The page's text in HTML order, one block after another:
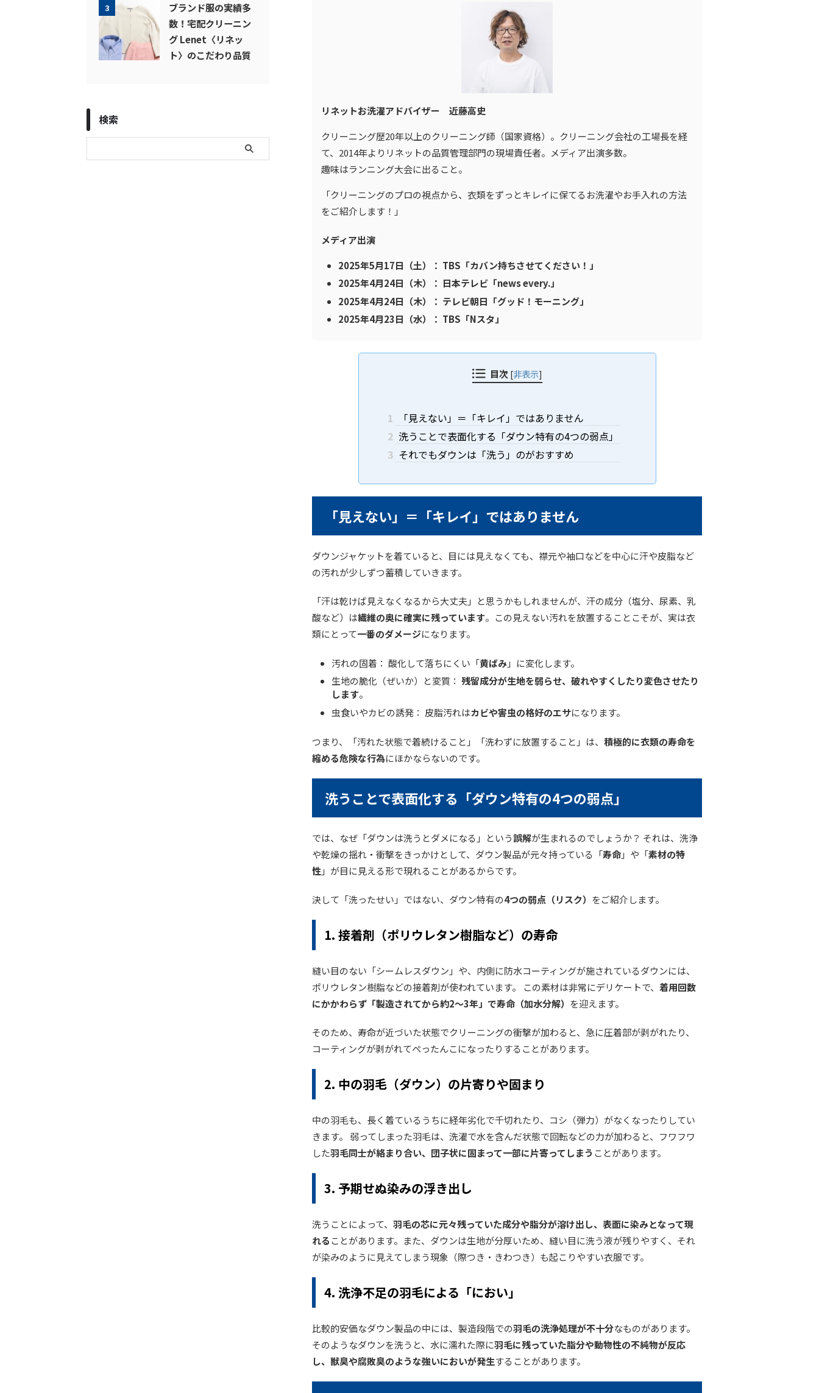
リネットお洗濯アドバイザー 近藤高史
クリーニング歴20年以上のクリーニング師（国家資格）。クリーニング会社の工場長を経
て、2014年よりリネットの品質管理部門の現場責任者。メディア出演多数。
趣味はランニング大会に出ること。
「クリーニングのプロの視点から、衣類をずっとキレイに保てるお洗濯やお手入れの方法
をご紹介します！」
メディア出演
2025年5月17日（土）： TBS「カバン持ちさせてください！」
2025年4月24日（木）： 日本テレビ「news every.」
2025年4月24日（木）： テレビ朝日「グッド！モーニング」
2025年4月23日（水）： TBS「Nスタ」
目次 [非表示]
1
「見えない」＝「キレイ」ではありません
2 洗うことで表面化する「ダウン特有の4つの弱点」
3 それでもダウンは「洗う」のがおすすめ
「見えない」＝「キレイ」ではありません
ダウンジャケットを着ていると、目には見えなくても、襟元や袖口などを中心に汗や皮脂など
の汚れが少しずつ蓄積していきます。
「汗は乾けば見えなくなるから大丈夫」と思うかもしれませんが、汗の成分（塩分、尿素、乳
酸など）は繊維の奥に確実に残っています。この見えない汚れを放置することこそが、実は衣
類にとって一番のダメージになります。
汚れの固着： 酸化して落ちにくい「黄ばみ」に変化します。
生地の脆化（ぜいか）と変質： 残留成分が生地を弱らせ、破れやすくしたり変色させたり
します。
虫食いやカビの誘発： 皮脂汚れはカビや害虫の格好のエサになります。
つまり、「汚れた状態で着続けること」「洗わずに放置すること」は、 積極的に衣類の寿命を
縮める危険な行為にほかならないのです。
洗うことで表面化する「ダウン特有の4つの弱点」
では、なぜ「ダウンは洗うとダメになる」という誤解が生まれるのでしょうか？ それは、洗浄
や乾燥の揺れ・衝撃をきっかけとして、ダウン製品が元々持っている「寿命」や「素材の特
性」が目に見える形で現れることがあるからです。
決して「洗ったせい」ではない、ダウン特有の4つの弱点（リスク） をご紹介します。
1. 接着剤（ポリウレタン樹脂など）の寿命
縫い目のない「シームレスダウン」や、内側に防水コーティングが施されているダウンには、
ポリウレタン樹脂などの接着剤が使われています。 この素材は非常にデリケートで、 着用回数
にかかわらず「製造されてから約2〜3年」で寿命（加水分解） を迎えます。
そのため、寿命が近づいた状態でクリーニングの衝撃が加わると、急に圧着部が剥がれたり、
コーティングが剥がれてぺったんこになったりすることがあります。
2. 中の羽毛（ダウン）の片寄りや固まり
中の羽毛も、長く着ているうちに経年劣化で千切れたり、コシ（弾力）がなくなったりしてい
きます。 弱ってしまった羽毛は、洗濯で水を含んだ状態で回転などの力が加わると、フワフワ
した羽毛同士が絡まり合い、団子状に固まって一部に片寄ってしまう ことがあります。
3. 予期せぬ染みの浮き出し
洗うことによって、 羽毛の芯に元々残っていた成分や脂分が溶け出し、表面に染みとなって現
れることがあります。また、ダウンは生地が分厚いため、縫い目に洗う液が残りやすく、それ
が染みのように見えてしまう現象（際つき・きわつき）も起こりやすい衣服です。
4. 洗浄不足の羽毛による「におい」
比較的安価なダウン製品の中には、製造段階での羽毛の洗浄処理が不十分なものがあります。
そのようなダウンを洗うと、水に濡れた際に羽毛に残っていた脂分や動物性の不純物が反応
し、獣臭や腐敗臭のような強いにおいが発生することがあります。
3
ブランド服の実績多
数！宅配クリーニン
グ Lenet〈リネッ
ト〉のこだわり品質
検索